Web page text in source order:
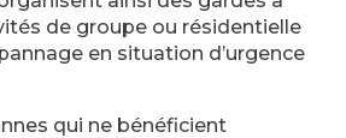
de groupe ou résidentielle
en situation d’urgence
qui ne bénéficient